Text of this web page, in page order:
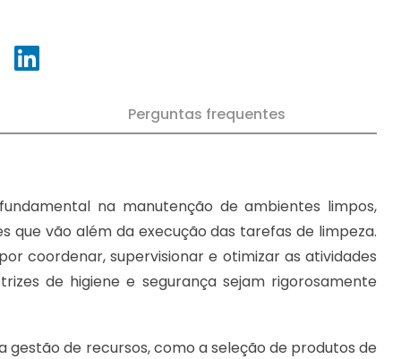
Perguntas frequentes
na manutenção de ambientes limpos,
que vão além da execução das tarefas de limpeza.
coordenar, supervisionar e otimizar as atividades
de higiene e segurança sejam rigorosamente
gestão de recursos, como a seleção de produtos de